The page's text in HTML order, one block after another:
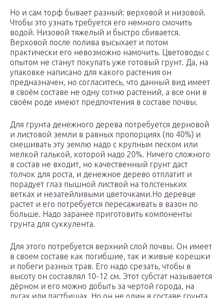
Но и сам торф бывает разный: верховой и низовой.
Чтобы это узнать требуется его немного смочить
водой. Низовой тяжелый и быстро сбивается.
Верховой после полива высыхает и потом
практически его невозможно намочить. Цветоводы с
опытом не станут покупать уже готовый грунт. Да, на
упаковке написано для какого растения он
предназначен, но согласитесь, что данный вид имеет
в своём составе не одну сотню растений, а все они в
своём роде имеют предпочтения в составе почвы.
Для грунта денежного дерева потребуется дерновой
и листовой земли в равных пропорциях (по 40%) и
смешивать эту землю надо с крупным песком или
мелкой галькой, которой надо 20%. Ничего сложного
в состав не входит, но качественный грунт даст
толчок для роста, и денежное дерево отплатит и
порадует глаз пышной листвой на толстеньких
ветках и незатейливыми цветочками.Но деревце
растет и его потребуется пересаживать в вазон по
больше. Надо заранее приготовить компоненты
грунта для суккулента.
Для этого потребуется верхний слой почвы. Он имеет
в своем составе как погибшие, так и живые корешки
и побеги разных трав. Его надо срезать, чтобы в
высоту он составлял 10-12 см. Этот субстат называется
дёрном и его можно добыть за чертой города, на
лугах или пастбищах. Но он не один в составе грунта.